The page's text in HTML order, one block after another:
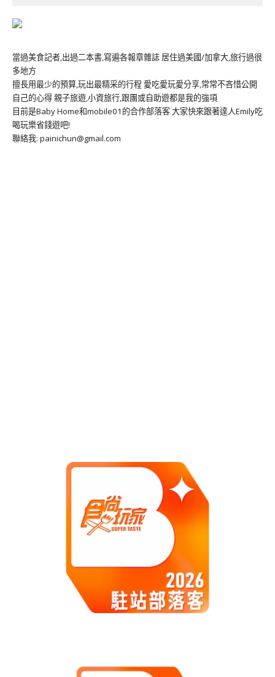
當過美食記者,出過二本書,寫遍各報章雜誌 居住過美國/加拿大,旅行過很
多地方
擅長用最少的預算,玩出最精采的行程 愛吃愛玩愛分享,常常不吝惜公開
自己的心得 親子旅遊,小資旅行,跟團或自助遊都是我的強項
目前是Baby Home和mobile01的合作部落客 大家快來跟著達人Emily吃
喝玩樂省錢遊吧!
聯絡我: painichun@gmail.com